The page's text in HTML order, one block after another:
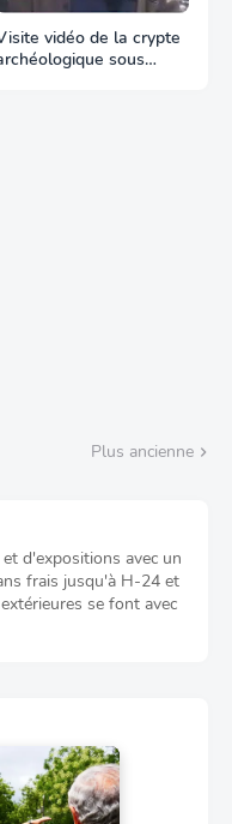
vidéo de la crypte
sous
Plus ancienne
d'expositions avec un
frais jusqu'à H-24 et
se font avec